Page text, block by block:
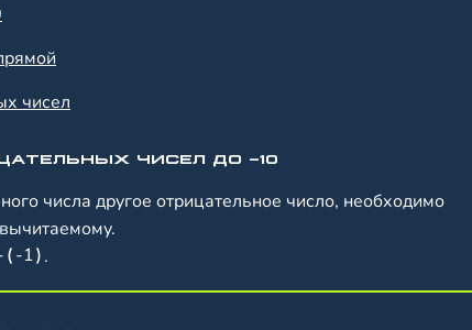
чисел
ЧИСЕЛ ДО -10
числа другое отрицательное число, необходимо
-1 .